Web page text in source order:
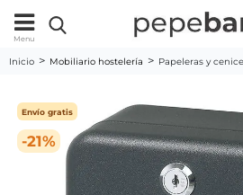
Menu
Inicio Mobiliario hostelería Papeleras y
-21%
Envío gratis